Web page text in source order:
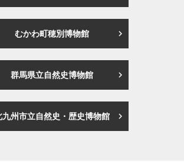
むかわ町穂別博物館
群馬県立自然史博物館
九州市立自然史・歴史博物館